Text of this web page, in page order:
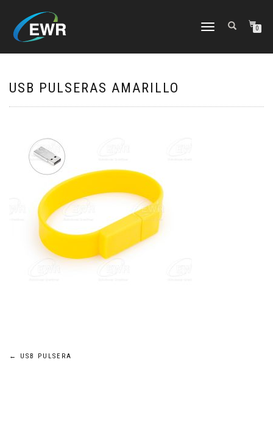
CAMBIAR
0
USB PULSERAS AMARILLO
Navegación
← USB PULSERA